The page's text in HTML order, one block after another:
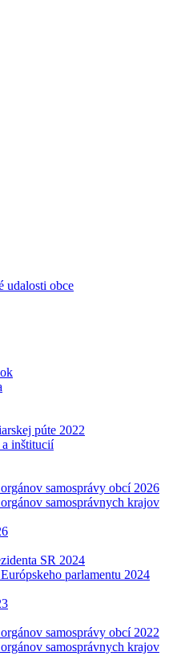
udalosti obce
púte 2022
inštitucií
samosprávy obcí 2026
samosprávnych krajov
SR 2024
parlamentu 2024
samosprávy obcí 2022
samosprávnych krajov